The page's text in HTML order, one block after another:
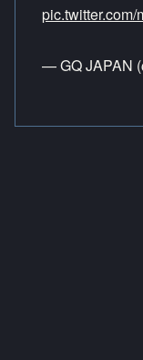
— GQ JAPAN